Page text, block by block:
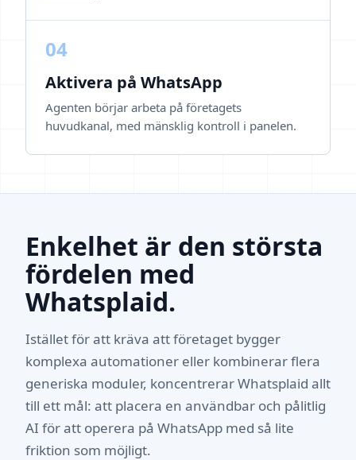
04
Aktivera på WhatsApp
Agenten börjar arbeta på företagets
huvudkanal, med mänsklig kontroll i panelen.
Enkelhet är den största
fördelen med
Whatsplaid.
Istället för att kräva att företaget bygger
komplexa automationer eller kombinerar flera
generiska moduler, koncentrerar Whatsplaid allt
till ett mål: att placera en användbar och pålitlig
AI för att operera på WhatsApp med så lite
friktion som möjligt.